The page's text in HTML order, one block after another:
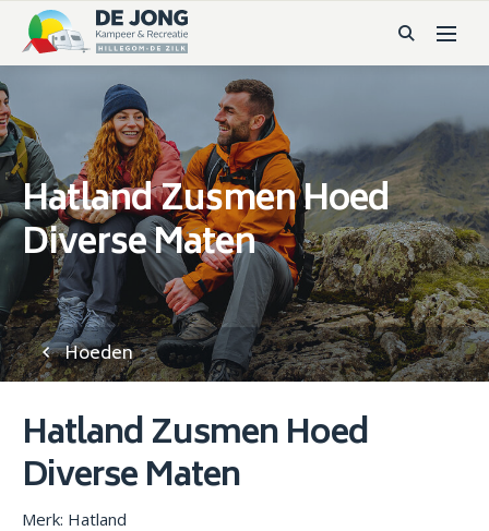
Hatland Zusmen Hoed
Diverse Maten
Hoeden
Hatland Zusmen Hoed
Diverse Maten
Merk: Hatland